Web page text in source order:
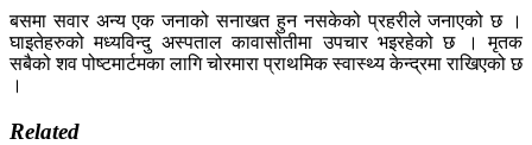
बसमा सवार अन्य एक जनाको सनाखत हुन नसकेको प्रहरीले जनाएको छ ।
घाइतेहरुको मध्यविन्दु अस्पताल कावासोतीमा उपचार भइरहेको छ । मृतक
सबैको शव पोष्टमार्टमका लागि चोरमारा प्राथमिक स्वास्थ्य केन्द्रमा राखिएको छ
।
Related